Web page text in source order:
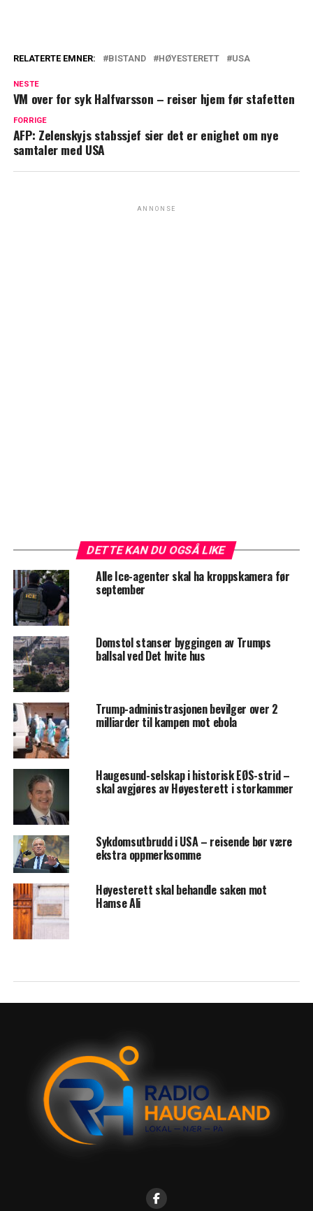
RELATERTE EMNER: BISTAND HØYESTERETT USA
NESTE
VM over for syk Halfvarsson – reiser hjem før stafetten
FORRIGE
AFP: Zelenskyjs stabssjef sier det er enighet om nye
samtaler med USA
ANNONSE
DETTE KAN DU OGSÅ LIKE
Alle Ice-agenter skal ha kroppskamera før
september
Domstol stanser byggingen av Trumps
ballsal ved Det hvite hus
Trump-administrasjonen bevilger over 2
milliarder til kampen mot ebola
Haugesund-selskap i historisk EØS-strid –
skal avgjøres av Høyesterett i storkammer
Sykdomsutbrudd i USA – reisende bør være
ekstra oppmerksomme
Høyesterett skal behandle saken mot
Hamse Ali